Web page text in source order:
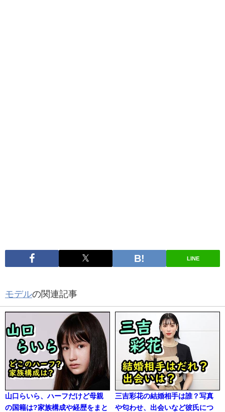
LINE
モデルの関連記事
山口らいら、ハーフだけど母親
の国籍は?家族構成や経歴をまと
三吉彩花の結婚相手は誰？写真
や匂わせ、出会いなど彼氏につ